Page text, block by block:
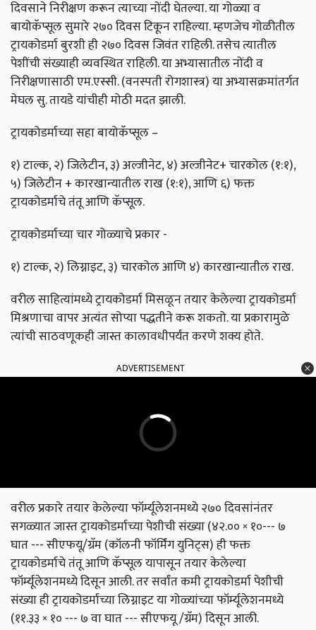
दिवसाने निरीक्षण करून त्याच्या नोंदी घेतल्या. या गोळ्या व
बायोकॅप्सूल सुमारे २७० दिवस टिकून राहिल्या. म्हणजेच गोळीतील
ट्रायकोडर्मा बुरशी ही २७० दिवस जिवंत राहिली. तसेच त्यातील
पेशींची संख्याही व्यवस्थित राहिली. या अभ्यासातील नोंदी व
निरीक्षणासाठी एम.एस्सी. (वनस्पती रोगशास्त्र) या अभ्यासक्रमांतर्गत
मेघल सु. तायडे यांचीही मोठी मदत झाली.
ट्रायकोडर्माच्या सहा बायोकॅप्सूल –
१) टाल्क, २) जिलेटीन, ३) अल्जीनेट, ४) अल्जीनेट+ चारकोल (१:१),
५) जिलेटीन + कारखान्यातील राख (१:१), आणि ६) फक्त
ट्रायकोडर्माचे तंतू आणि कॅप्सूल.
ट्रायकोडर्माच्या चार गोळ्याचे प्रकार -
१) टाल्क, २) लिग्नाइट, ३) चारकोल आणि ४) कारखान्यातील राख.
वरील साहित्यांमध्ये ट्रायकोडर्मा मिसळून तयार केलेल्या ट्रायकोडर्मा
मिश्रणाचा वापर अत्यंत सोप्या पद्धतीने करू शकतो. या प्रकारामुळे
त्यांची साठवणूकही जास्त कालावधीपर्यंत करणे शक्य होते.
ADVERTISEMENT
वरील प्रकारे तयार केलेल्या फॉर्म्यूलेशनमध्ये २७० दिवसांनंतर
सगळ्यात जास्त ट्रायकोडर्माच्या पेशीची संख्या (४२.०० × १०--- ७
घात --- सीएफयू/ग्रॅम (कॉलनी फॉर्मिंग युनिट्स) ही फक्त
ट्रायकोडर्माचे तंतू आणि कॅप्सूल यापासून तयार केलेल्या
फॉर्म्यूलेशनमध्ये दिसून आली. तर सर्वांत कमी ट्रायकोडर्मा पेशीची
संख्या ही ट्रायकोडर्माच्या लिग्नाइट या गोळ्यांच्या फॉर्म्यूलेशनमध्ये
(११.३३ × १० --- ७ वा घात --- सीएफयू /ग्रॅम) दिसून आली.